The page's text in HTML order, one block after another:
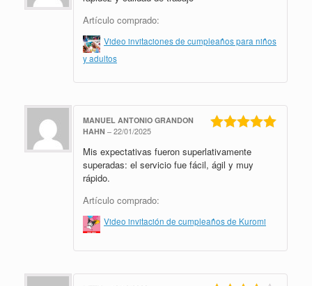
Artículo comprado:
Video invitaciones de cumpleaños para niños
y adultos
5de 5
MANUEL ANTONIO GRANDON
HAHN – 22/01/2025
Mis expectativas fueron superlativamente
superadas: el servicio fue fácil, ágil y muy
rápido.
Artículo comprado:
Video invitación de cumpleaños de Kuromi